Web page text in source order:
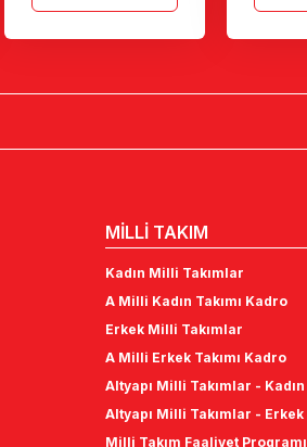
MİLLİ TAKIM
Kadın Milli Takımlar
A Milli Kadın Takımı Kadro
Erkek Milli Takımlar
A Milli Erkek Takımı Kadro
Altyapı Milli Takımlar - Kadın
Altyapı Milli Takımlar - Erkek
Milli Takım Faaliyet Programı